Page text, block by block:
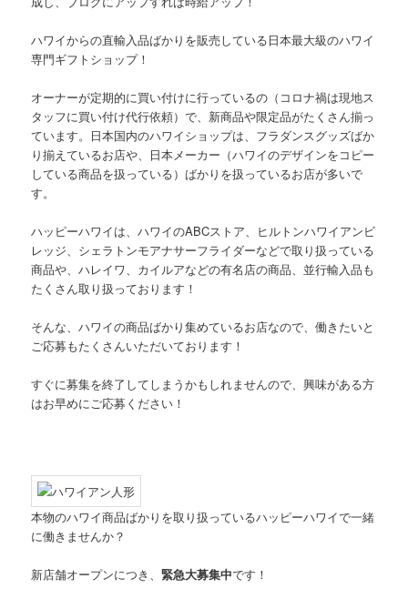
ハワイからの直輸入品ばかりを販売している日本最大級のハワイ
専門ギフトショップ！
オーナーが定期的に買い付けに行っているの（コロナ禍は現地ス
タッフに買い付け代行依頼）で、新商品や限定品がたくさん揃っ
ています。日本国内のハワイショップは、フラダンスグッズばか
り揃えているお店や、日本メーカー（ハワイのデザインをコピー
している商品を扱っている）ばかりを扱っているお店が多いで
す。
ハッピーハワイは、ハワイのABCストア、ヒルトンハワイアンビ
レッジ、シェラトンモアナサーフライダーなどで取り扱っている
商品や、ハレイワ、カイルアなどの有名店の商品、並行輸入品も
たくさん取り扱っております！
そんな、ハワイの商品ばかり集めているお店なので、働きたいと
ご応募もたくさんいただいております！
すぐに募集を終了してしまうかもしれませんので、興味がある方
はお早めにご応募ください！
本物のハワイ商品ばかりを取り扱っているハッピーハワイで一緒
に働きませんか？
新店舗オープンにつき、緊急大募集中です！